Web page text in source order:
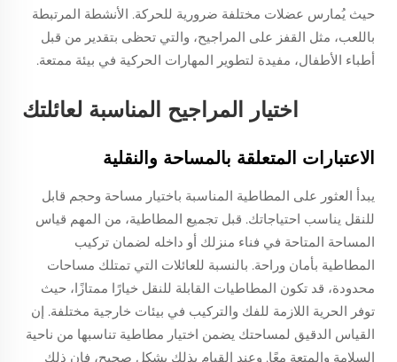
حيث يُمارس عضلات مختلفة ضرورية للحركة. الأنشطة المرتبطة
باللعب، مثل القفز على المراجيح، والتي تحظى بتقدير من قبل
أطباء الأطفال، مفيدة لتطوير المهارات الحركية في بيئة ممتعة.
اختيار المراجيح المناسبة لعائلتك
الاعتبارات المتعلقة بالمساحة والنقلية
يبدأ العثور على المطاطية المناسبة باختيار مساحة وحجم قابل
للنقل يناسب احتياجاتك. قبل تجميع المطاطية، من المهم قياس
المساحة المتاحة في فناء منزلك أو داخله لضمان تركيب
المطاطية بأمان وراحة. بالنسبة للعائلات التي تمتلك مساحات
محدودة، قد تكون المطاطيات القابلة للنقل خيارًا ممتازًا، حيث
توفر الحرية اللازمة للفك والتركيب في بيئات خارجية مختلفة. إن
القياس الدقيق لمساحتك يضمن اختيار مطاطية تناسبها من ناحية
السلامة والمتعة معًا. وعند القيام بذلك بشكل صحيح، فإن ذلك